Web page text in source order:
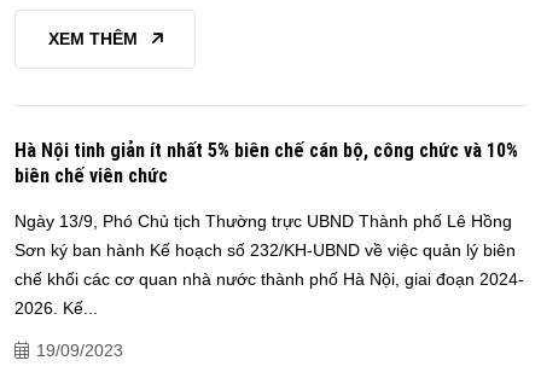
XEM THÊM
Hà Nội tinh giản ít nhất 5% biên chế cán bộ, công chức và 10%
biên chế viên chức
Ngày 13/9, Phó Chủ tịch Thường trực UBND Thành phố Lê Hồng
Sơn ký ban hành Kế hoạch số 232/KH-UBND về việc quản lý biên
chế khối các cơ quan nhà nước thành phố Hà Nội, giai đoạn 2024-
2026. Kế...
19/09/2023